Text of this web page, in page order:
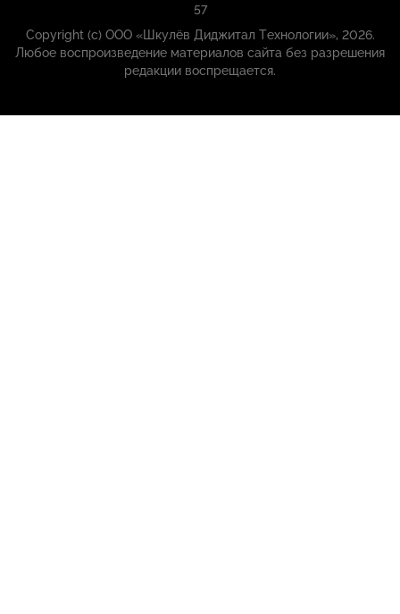
57
Copyright (с) ООО «Шкулёв Диджитал Технологии», 2026.
Любое воспроизведение материалов сайта без разрешения
редакции воспрещается.